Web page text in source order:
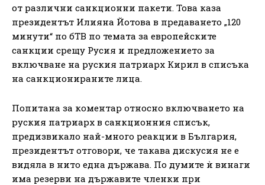
от различни санкционни пакети. Това каза
президентът Илияна Йотова в предаването „120
минути“ по бТВ по темата за европейските
санкции срещу Русия и предложението за
включване на руския патриарх Кирил в списъка
на санкционираните лица.
Попитана за коментар относно включването на
руския патриарх в санкционния списък,
предизвикало най-много реакции в България,
президентът отговори, че такава дискусия не е
видяла в нито една държава. По думите ѝ винаги
има резерви на държавите членки при